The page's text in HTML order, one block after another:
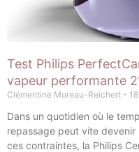
Test Philips
vapeur performante
Clémentine Moreau-Reichert
Dans un quotidien où le
repassage peut vite
ces contraintes, la Philips